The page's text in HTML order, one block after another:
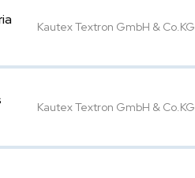
Kautex Textron GmbH & Co.KG
Kautex Textron GmbH & Co.KG